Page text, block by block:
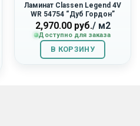
Ламинат Classen Legend 4V
WR 54754 “Дуб Гордон”
2,970.00руб./ м2
Доступно для заказа
В КОРЗИНУ